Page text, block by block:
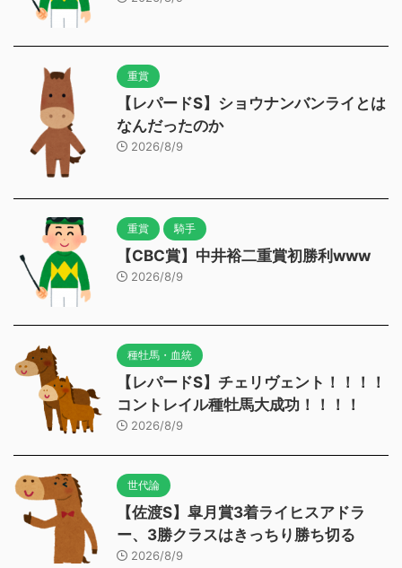
重賞
【レパードS】ショウナンバンライとは
なんだったのか
2026/8/9
重賞 騎手
【CBC賞】中井裕二重賞初勝利www
2026/8/9
種牡馬・血統
【レパードS】チェリヴェント！！！！
コントレイル種牡馬大成功！！！！
2026/8/9
世代論
【佐渡S】皐月賞3着ライヒスアドラ
ー、3勝クラスはきっちり勝ち切る
2026/8/9